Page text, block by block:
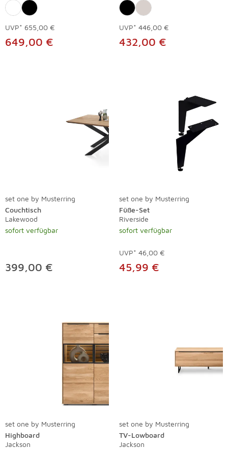
UVP* 655,00 €
649,00 €
UVP* 446,00 €
432,00 €
set one by Musterring
Couchtisch
Lakewood
sofort verfügbar
399,00 €
set one by Musterring
Füße-Set
Riverside
sofort verfügbar
UVP* 46,00 €
45,99 €
set one by Musterring
Highboard
Jackson
set one by Musterring
TV-Lowboard
Jackson